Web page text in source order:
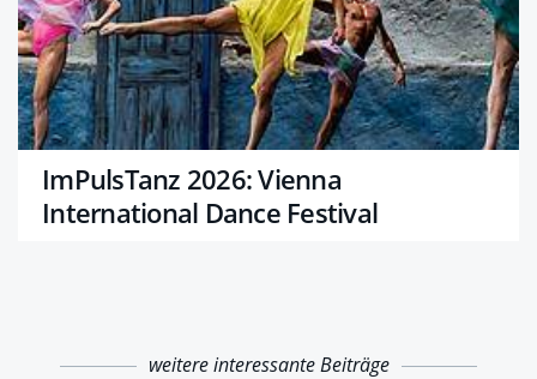
ImPulsTanz 2026: Vienna
International Dance Festival
weitere interessante Beiträge